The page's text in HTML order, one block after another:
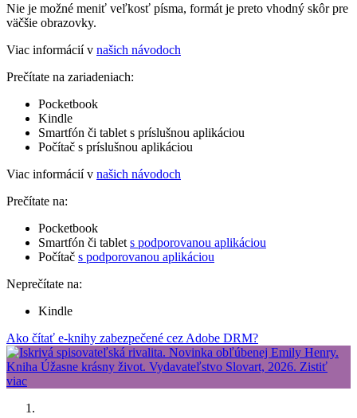
Nie je možné meniť veľkosť písma, formát je preto vhodný skôr pre
väčšie obrazovky.
Viac informácií v našich návodoch
Prečítate na zariadeniach:
Pocketbook
Kindle
Smartfón či tablet s príslušnou aplikáciou
Počítač s príslušnou aplikáciou
Viac informácií v našich návodoch
Prečítate na:
Pocketbook
Smartfón či tablet s podporovanou aplikáciou
Počítač s podporovanou aplikáciou
Neprečítate na:
Kindle
Ako čítať e-knihy zabezpečené cez Adobe DRM?